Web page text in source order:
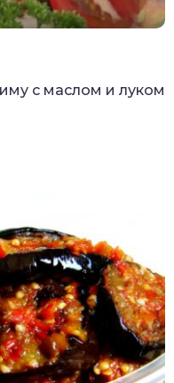
с маслом и луком